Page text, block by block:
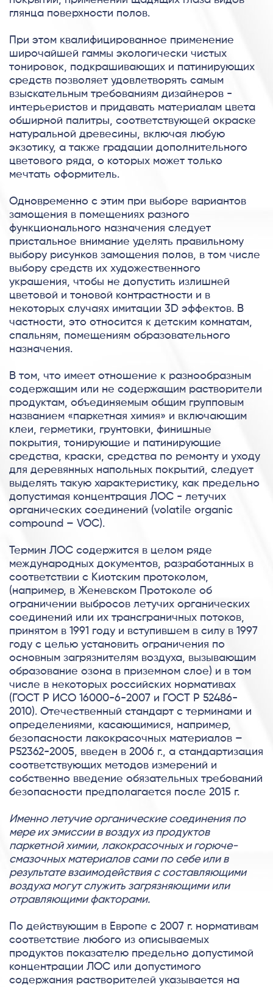
глянца поверхности полов.
При этом квалифицированное применение
широчайшей гаммы экологически чистых
тонировок, подкрашивающих и патинирующих
средств позволяет удовлетворять самым
взыскательным требованиям дизайнеров -
интерьеристов и придавать материалам цвета
обширной палитры, соответствующей окраске
натуральной древесины, включая любую
экзотику, а также градации дополнительного
цветового ряда, о которых может только
мечтать оформитель.
Одновременно с этим при выборе вариантов
замощения в помещениях разного
функционального назначения следует
пристальное внимание уделять правильному
выбору рисунков замощения полов, в том числе
выбору средств их художественного
украшения, чтобы не допустить излишней
цветовой и тоновой контрастности и в
некоторых случаях имитации 3D эффектов. В
частности, это относится к детским комнатам,
спальням, помещениям образовательного
назначения.
В том, что имеет отношение к разнообразным
содержащим или не содержащим растворители
продуктам, объединяемым общим групповым
названием «паркетная химия» и включающим
клеи, герметики, грунтовки, финишные
покрытия, тонирующие и патинирующие
средства, краски, средства по ремонту и уходу
для деревянных напольных покрытий, следует
выделять такую характеристику, как предельно
допустимая концентрация ЛОС - летучих
органических соединений (volatile organic
compound – VOC).
Термин ЛОС содержится в целом ряде
международных документов, разработанных в
соответствии с Киотским протоколом,
(например, в Женевском Протоколе об
ограничении выбросов летучих органических
соединений или их трансграничных потоков,
принятом в 1991 году и вступившем в силу в 1997
году с целью установить ограничения по
основным загрязнителям воздуха, вызывающим
образование озона в приземном слое) и в том
числе в некоторых российских нормативах
(ГОСТ Р ИСО 16000-6-2007 и ГОСТ Р 52486-
2010). Отечественный стандарт с терминами и
определениями, касающимися, например,
безопасности лакокрасочных материалов –
Р52362-2005, введен в 2006 г., а стандартизация
соответствующих методов измерений и
собственно введение обязательных требований
безопасности предполагается после 2015 г.
Именно летучие органические соединения по
мере их эмиссии в воздух из продуктов
паркетной химии, лакокрасочных и горюче-
смазочных материалов сами по себе или в
результате взаимодействия с составляющими
воздуха могут служить загрязняющими или
отравляющими факторами.
По действующим в Европе с 2007 г. нормативам
соответствие любого из описываемых
продуктов показателю предельно допустимой
концентрации ЛОС или допустимого
содержания растворителей указывается на